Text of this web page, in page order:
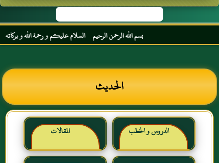
بسم الله الرحمن الرحيم السلام عليكم و رحمة الله و بركاته
الحديث
الدروس و الخطب المقالات